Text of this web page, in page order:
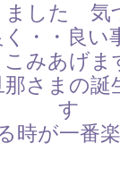
ました 気
・・良
こみあげま
さまの
す
時が一番